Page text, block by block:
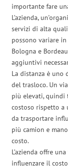
importante fare
L’azienda,
servizi di alta
possono variare
Bologna e
aggiuntivi
La distanza è
del trasloco. Un
più elevati, quindi
costoso rispetto a
da trasportare
più camion e
costo.
L’azienda offre
influenzare il